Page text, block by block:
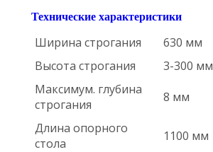
Технические характеристики
Ширина строгания
630 мм
Высота строгания
3-300 мм
Максимум. глубина
строгания
8 мм
Длина опорного
стола
1100 мм